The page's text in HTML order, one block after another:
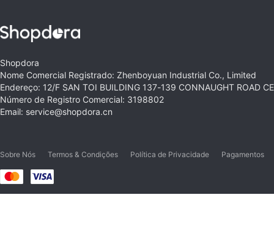
Shopdora
Nome Comercial Registrado: Zhenboyuan Industrial Co., Limited
Endereço: 12/F SAN TOI BUILDING 137-139 CONNAUGHT ROAD
Número de Registro Comercial: 3198802
Email: service@shopdora.cn
Sobre Nós Termos & Condições Política de Privacidade Pagamentos